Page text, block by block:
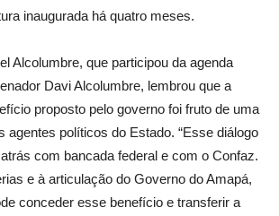
inaugurada há quatro meses.
Alcolumbre, que participou da agenda
Davi Alcolumbre, lembrou que a
proposto pelo governo foi fruto de uma
agentes políticos do Estado. “Esse diálogo
com bancada federal e com o Confaz.
e à articulação do Governo do Amapá,
conceder esse benefício e transferir a